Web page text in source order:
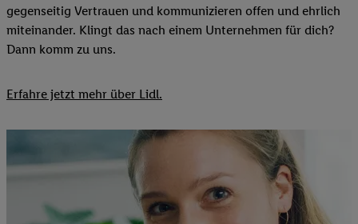
gegenseitig Vertrauen und kommunizieren offen und ehrlich
miteinander. Klingt das nach einem Unternehmen für dich?
Dann komm zu uns.​
Erfahre jetzt mehr über Lidl.